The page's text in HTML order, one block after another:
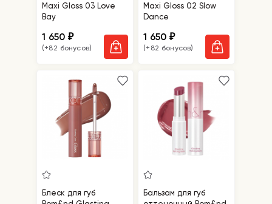
Maxi Gloss 03 Love
Bay
1 650₽
(+82 бонусов)
Maxi Gloss 02 Slow
Dance
1 650₽
(+82 бонусов)
Блеск для губ
Бальзам для губ